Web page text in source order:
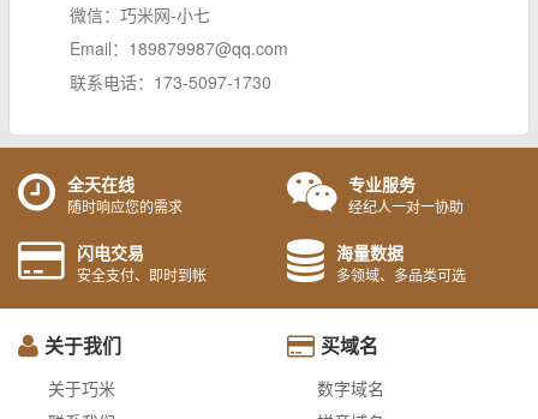
微信：巧米网-小七
Email：189879987@qq.com
联系电话：173-5097-1730
全天在线
随时响应您的需求
专业服务
经纪人一对一协助
闪电交易
安全支付、即时到帐
海量数据
多领域、多品类可选
关于我们
关于巧米
买域名
数字域名